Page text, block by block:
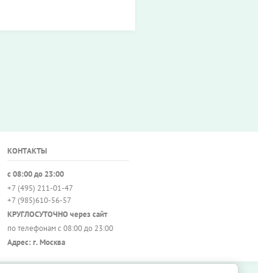
КОНТАКТЫ
с 08:00 до 23:00
+7 (495) 211-01-47
+7 (985)610-56-57
КРУГЛОСУТОЧНО через сайт
по телефонам с 08:00 до 23:00
Адрес: г. Москва